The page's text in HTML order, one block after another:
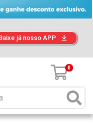
já nosso APP
0